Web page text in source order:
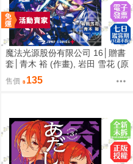
魔法光源股份有限公司 16│贈書
套│青木 裕 (作畫), 岩田 雪花 (原
作)│長鴻漫畫│BJ4動漫
售價 135